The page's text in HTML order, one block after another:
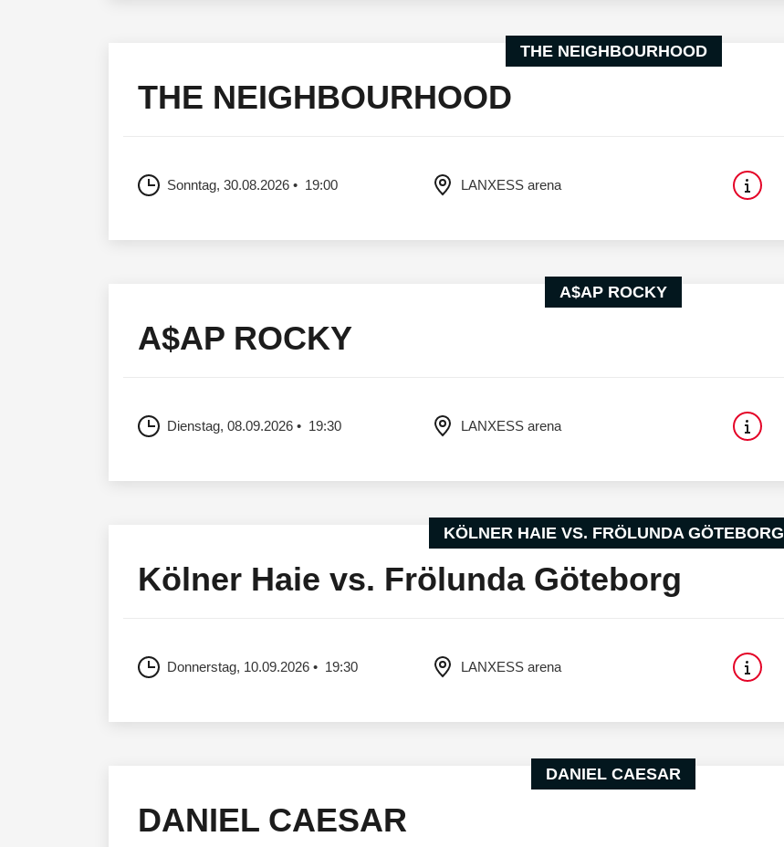
THE NEIGHBOURHOOD
THE NEIGHBOURHOOD
Sonntag, 30.08.2026 19:00 LANXESS arena
A$AP ROCKY
A$AP ROCKY
Dienstag, 08.09.2026 19:30 LANXESS arena
KÖLNER HAIE VS. FRÖLUNDA GÖTEBORG
Kölner Haie vs. Frölunda Göteborg
Donnerstag, 10.09.2026 19:30 LANXESS arena
DANIEL CAESAR
DANIEL CAESAR